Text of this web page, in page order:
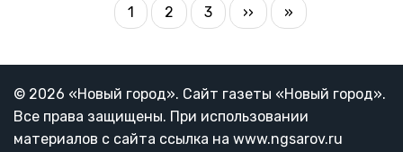
Текущая
1 Страница
2 Страница
3
Следующая
страница
››
Последняя
страница
»
© 2026 «Новый город». Cайт газеты «Новый город».
Все права защищены. При использовании
материалов с сайта ссылка на www.ngsarov.ru